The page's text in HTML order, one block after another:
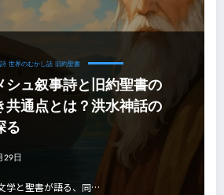
世界のむかし話 旧約聖書
シュ叙事詩と旧約聖書の
共通点とは？洪水神話の
る
29日
学と聖書が語る、同…